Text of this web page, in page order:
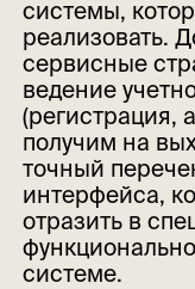
системы,
реализовать.
сервисные
ведение
(регистрация,
получим на
точный
интерфейса,
отразить в
системе.